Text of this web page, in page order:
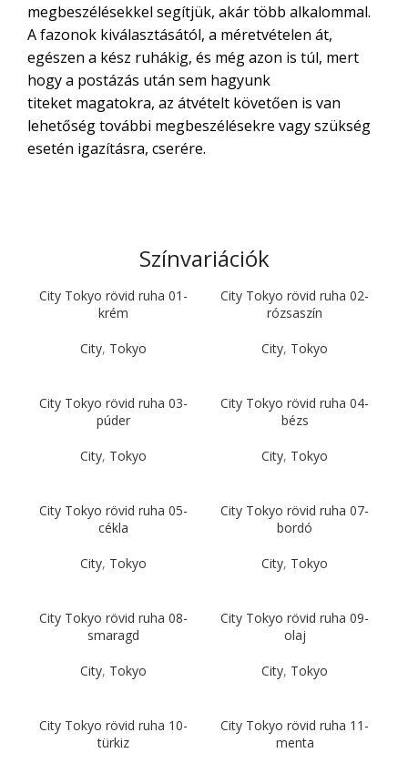
megbeszélésekkel segítjük, akár több alkalommal.
A fazonok kiválasztásától, a méretvételen át,
egészen a kész ruhákig, és még azon is túl, mert
hogy a postázás után sem hagyunk
titeket magatokra, az átvételt követően is van
lehetőség további megbeszélésekre vagy szükség
esetén igazításra, cserére.
Színvariációk
City Tokyo rövid ruha 01-
krém
City, Tokyo
City Tokyo rövid ruha 02-
rózsaszín
City, Tokyo
City Tokyo rövid ruha 03-
púder
City, Tokyo
City Tokyo rövid ruha 04-
bézs
City, Tokyo
City Tokyo rövid ruha 05-
cékla
City, Tokyo
City Tokyo rövid ruha 07-
bordó
City, Tokyo
City Tokyo rövid ruha 08-
smaragd
City, Tokyo
City Tokyo rövid ruha 09-
olaj
City, Tokyo
City Tokyo rövid ruha 10-
türkiz
City Tokyo rövid ruha 11-
menta